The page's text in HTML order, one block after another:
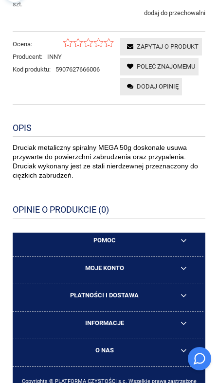
szt.
dodaj do przechowalni
Ocena:
Producent:
INNY
Kod produktu:
5907627666006
ZAPYTAJ O PRODUKT
POLEĆ ZNAJOMEMU
DODAJ OPINIĘ
OPIS
Druciak metaliczny spiralny MEGA 50g doskonale usuwa
przywarte do powierzchni zabrudzenia oraz przypalenia.
Druciak wykonany jest ze stali nierdzewnej przeznaczony do
ciężkich zabrudzeń.
OPINIE O PRODUKCIE (0)
POMOC
MOJE KONTO
PŁATNOŚCI I DOSTAWA
INFORMACJE
O NAS
Copyrights © PLATFORMA CZYSTOŚCI s.c. Wszelkie prawa zastrzeżone